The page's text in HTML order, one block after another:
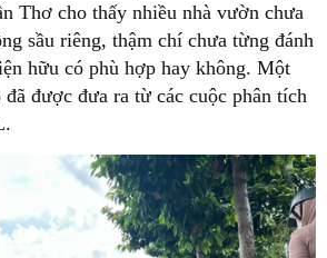
Thơ cho thấy nhiều nhà vườn chưa
sầu riêng, thậm chí chưa từng đánh
hữu có phù hợp hay không. Một
đã được đưa ra từ các cuộc phân tích